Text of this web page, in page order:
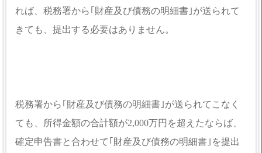
れば、税務署から｢財産及び債務の明細書｣が送られて
きても、提出する必要はありません。
税務署から｢財産及び債務の明細書｣が送られてこなく
ても、所得金額の合計額が2,000万円を超えたならば、
確定申告書と合わせて｢財産及び債務の明細書｣を提出